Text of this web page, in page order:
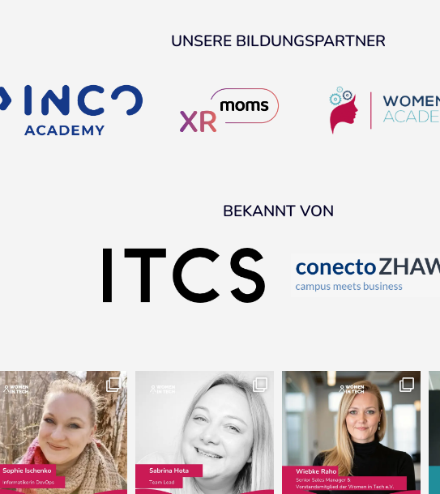
UNSERE BILDUNGSPARTNER
BEKANNT VON